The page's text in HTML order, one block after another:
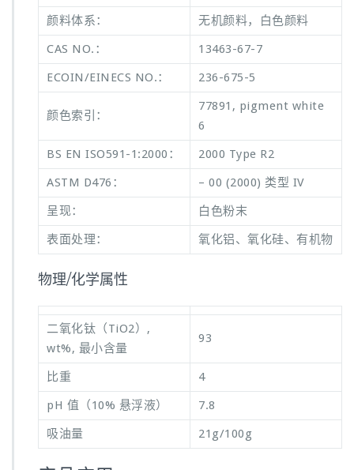
颜料体系：
无机颜料，白色颜料
CAS NO.：
13463-67-7
ECOIN/EINECS NO.：
236-675-5
颜色索引：
77891, pigment white
6
BS EN ISO591-1:2000：
2000 Type R2
ASTM D476：
– 00 (2000) 类型 IV
呈现：
白色粉末
表面处理：
氧化铝、氧化硅、有机物
物理/化学属性
二氧化钛（TiO2）,
wt%, 最小含量
93
比重
4
pH 值（10% 悬浮液）
7.8
吸油量
21g/100g